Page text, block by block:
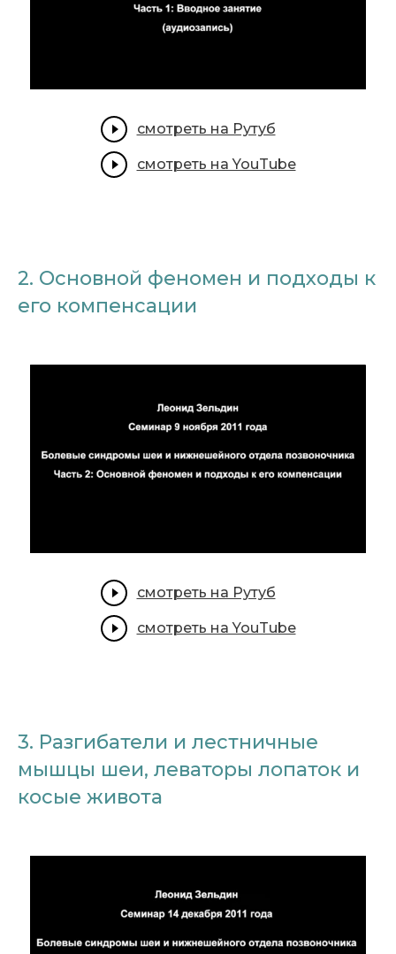
смотреть на Рутуб
смотреть на YouTube
2. Основной феномен и подходы к
его компенсации
смотреть на Рутуб
смотреть на YouTube
3. Разгибатели и лестничные
мышцы шеи, леваторы лопаток и
косые живота